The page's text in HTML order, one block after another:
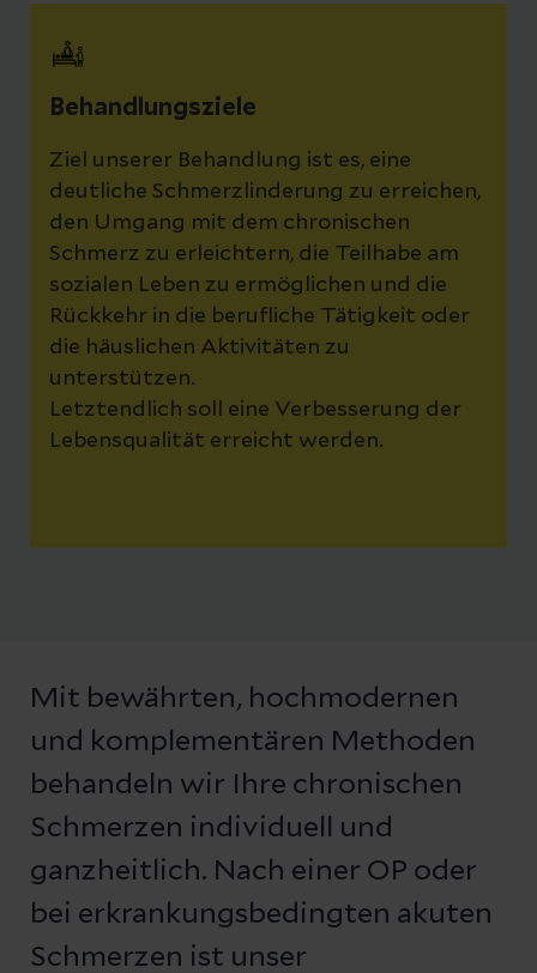
Behandlungsziele
Ziel unserer Behandlung ist es, eine
deutliche Schmerzlinderung zu erreichen,
den Umgang mit dem chronischen
Schmerz zu erleichtern, die Teilhabe am
sozialen Leben zu ermöglichen und die
Rückkehr in die berufliche Tätigkeit oder
die häuslichen Aktivitäten zu
unterstützen.
Letztendlich soll eine Verbesserung der
Lebensqualität erreicht werden.
Mit bewährten, hochmodernen
und komplementären Methoden
behandeln wir Ihre chronischen
Schmerzen individuell und
ganzheitlich. Nach einer OP oder
bei erkrankungsbedingten akuten
Schmerzen ist unser